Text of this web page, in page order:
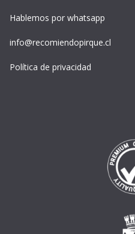
Hablemos por whatsapp
info@recomiendopirque.cl
Política de privacidad